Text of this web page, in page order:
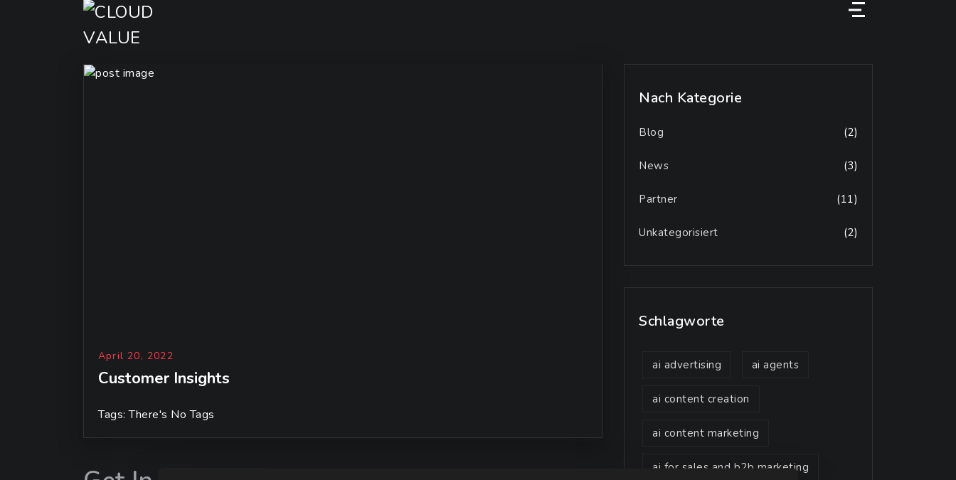
April 20, 2022
Customer Insights
Tags: There's No Tags
Nach Kategorie
Blog (2)
News (3)
Partner (11)
Unkategorisiert (2)
Schlagworte
ai advertising ai agents
ai content creation
ai content marketing
ai for sales and b2b marketing